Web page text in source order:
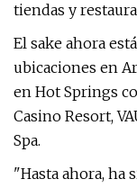
tiendas y
El sake ahora
ubicaciones en
en Hot Springs
Casino Resort,
Spa.
"Hasta ahora, ha